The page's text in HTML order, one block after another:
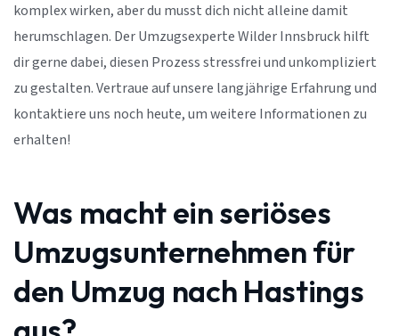
komplex wirken, aber du musst dich nicht alleine damit
herumschlagen. Der Umzugsexperte Wilder Innsbruck hilft
dir gerne dabei, diesen Prozess stressfrei und unkompliziert
zu gestalten. Vertraue auf unsere langjährige Erfahrung und
kontaktiere uns noch heute, um weitere Informationen zu
erhalten!
Was macht ein seriöses
Umzugsunternehmen für
den Umzug nach Hastings